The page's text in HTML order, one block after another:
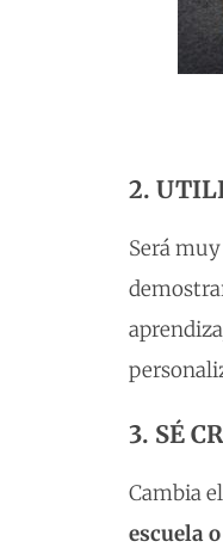
2.
Será
3. SÉ
Cambia
escuela